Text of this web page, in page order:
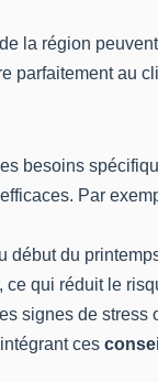
la région
parfaitement au
besoins
efficaces. Par
début du
qui réduit le
signes de stress
ces